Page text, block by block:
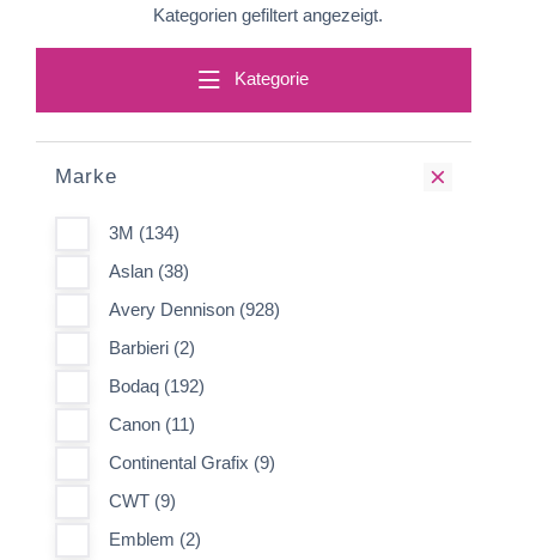
Kategorien gefiltert angezeigt.
Kategorie
Marke
3M (134)
Aslan (38)
Avery Dennison (928)
Barbieri (2)
Bodaq (192)
Canon (11)
Continental Grafix (9)
CWT (9)
Emblem (2)